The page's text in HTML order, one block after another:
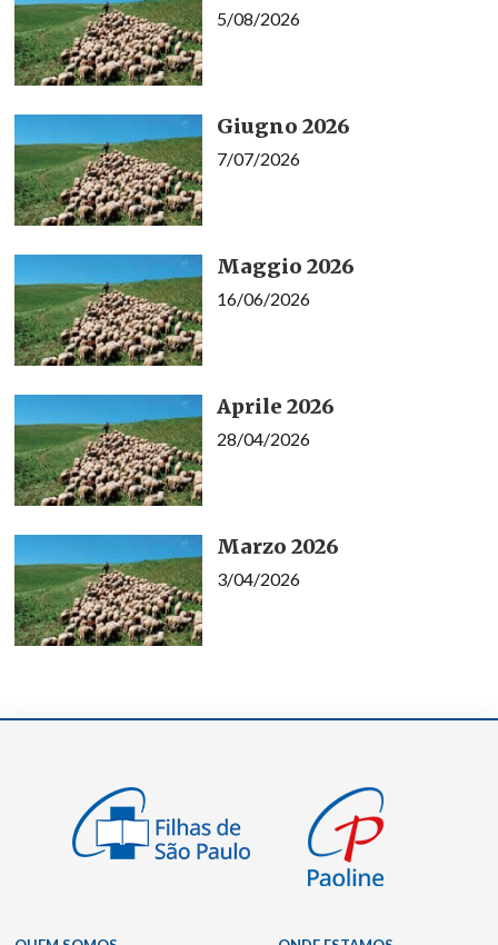
5/08/2026
Giugno 2026
7/07/2026
Maggio 2026
16/06/2026
Aprile 2026
28/04/2026
Marzo 2026
3/04/2026